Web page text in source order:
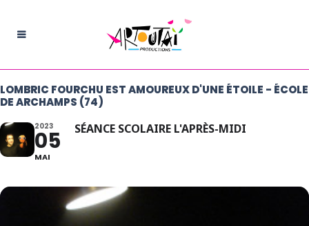
LOMBRIC FOURCHU EST AMOUREUX D'UNE ÉTOILE - ÉCOLE
DE ARCHAMPS (74)
2023
05
MAI
SÉANCE SCOLAIRE L'APRÈS-MIDI